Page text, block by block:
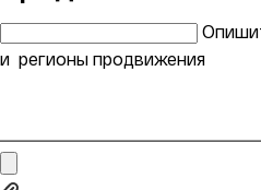
и регионы продвижения